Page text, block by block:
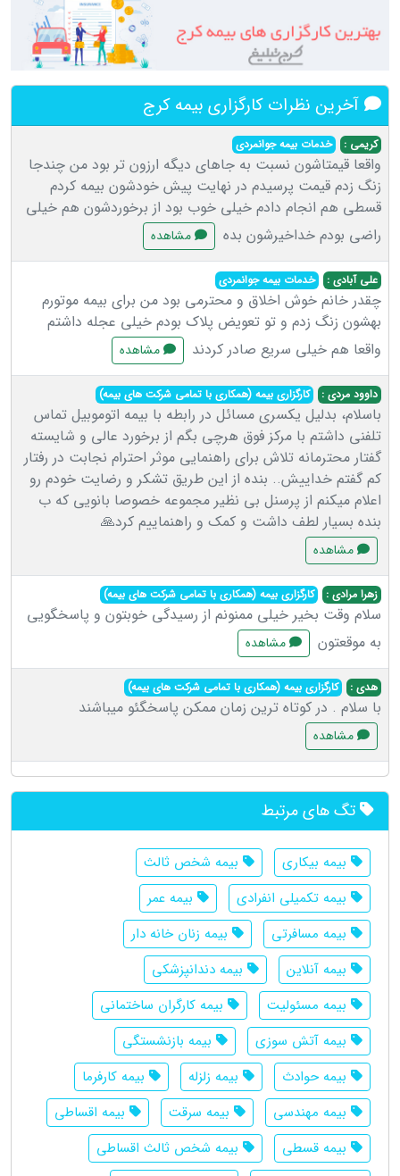
آخرین نظرات کارگزاری بیمه کرج
کریمی : خدمات بیمه جوانمردی
واقعا قیمتاشون نسبت به جاهای دیگه ارزون تر بود من چندجا
زنگ زدم قیمت پرسیدم در نهایت پیش خودشون بیمه کردم
قسطی هم انجام دادم خیلی خوب بود از برخوردشون هم خیلی
راضی بودم خداخیرشون بده
مشاهده
علی آبادی : خدمات بیمه جوانمردی
چقدر خانم خوش اخلاق و محترمی بود من برای بیمه موتورم
بهشون زنگ زدم و تو تعویض پلاک بودم خیلی عجله داشتم
واقعا هم خیلی سریع صادر کردند
مشاهده
داوود مردی : کارگزاری بیمه (همکاری با تمامی شرکت های بیمه)
باسلام، بدلیل یکسری مسائل در رابطه با بیمه اتوموبیل تماس
تلفنی داشتم با مرکز فوق هرچی بگم از برخورد عالی و شایسته
گفتار محترمانه تلاش برای راهنمایی موثر احترام نجابت در رفتار
کم گفتم خداییش.. بنده از این طریق تشکر و رضایت خودم رو
اعلام میکنم از پرسنل بی نظیر مجموعه خصوصا بانویی که ب
بنده بسیار لطف داشت و کمک و راهنماییم کرد🙏
مشاهده
زهرا مرادی : کارگزاری بیمه (همکاری با تمامی شرکت های بیمه)
سلام وقت بخیر خیلی ممنونم از رسیدگی خوبتون و پاسخگویی
به موقعتون
مشاهده
هدی : کارگزاری بیمه (همکاری با تمامی شرکت های بیمه)
با سلام . در کوتاه ترین زمان ممکن پاسخگئو میباشند
مشاهده
تگ های مرتبط
بیمه بیکاری
بیمه شخص ثالث
بیمه تکمیلی انفرادی
بیمه عمر
بیمه مسافرتی
بیمه زنان خانه دار
بیمه آنلاین
بیمه دندانپزشکی
بیمه مسئولیت
بیمه کارگران ساختمانی
بیمه آتش سوزی
بیمه بازنشستگی
بیمه حوادث
بیمه زلزله
بیمه کارفرما
بیمه مهندسی
بیمه سرقت
بیمه اقساطی
بیمه قسطی
بیمه شخص ثالث اقساطی